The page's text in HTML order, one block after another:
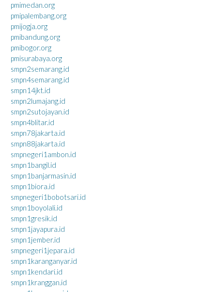
pmimedan.org
pmipalembang.org
pmijogja.org
pmibandung.org
pmibogor.org
pmisurabaya.org
smpn2semarang.id
smpn4semarang.id
smpn14jkt.id
smpn2lumajang.id
smpn2sutojayan.id
smpn4blitar.id
smpn78jakarta.id
smpn88jakarta.id
smpnegeri1ambon.id
smpn1bangil.id
smpn1banjarmasin.id
smpn1biora.id
smpnegeri1bobotsari.id
smpn1boyolali.id
smpn1gresik.id
smpn1jayapura.id
smpn1jember.id
smpnegeri1jepara.id
smpn1karanganyar.id
smpn1kendari.id
smpn1kranggan.id